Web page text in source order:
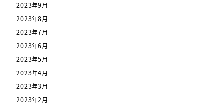
2023年9月
2023年8月
2023年7月
2023年6月
2023年5月
2023年4月
2023年3月
2023年2月